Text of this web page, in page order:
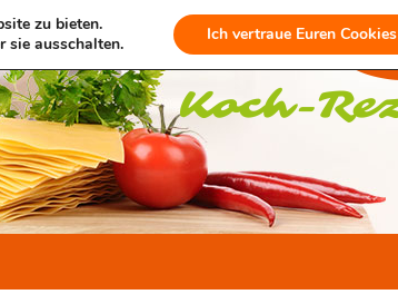
zu bieten.
sie ausschalten. Ich vertraue Euren Cookies